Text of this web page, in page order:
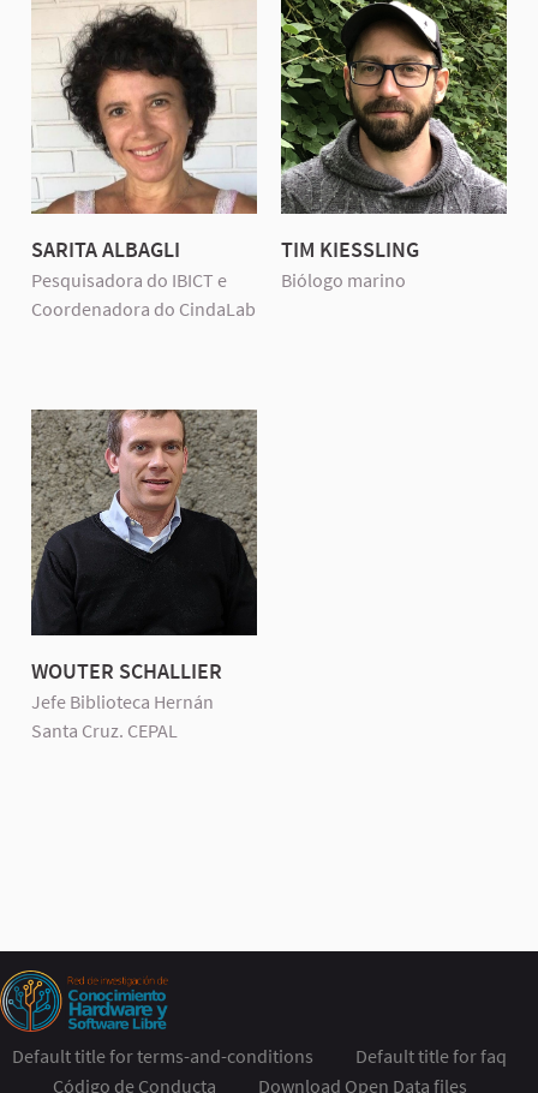
SARITA ALBAGLI
Pesquisadora do IBICT e
Coordenadora do CindaLab
TIM KIESSLING
Biólogo marino
WOUTER SCHALLIER
Jefe Biblioteca Hernán
Santa Cruz. CEPAL
Default title for terms-and-conditions
Default title for faq
Código de Conducta
Download Open Data files